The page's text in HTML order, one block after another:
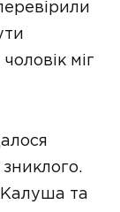
міг
Калуша та